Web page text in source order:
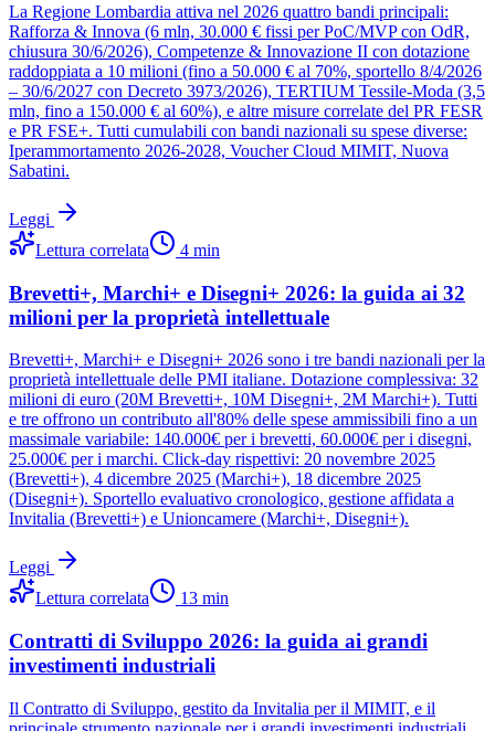
La Regione Lombardia attiva nel 2026 quattro bandi principali:
Rafforza & Innova (6 mln, 30.000 € fissi per PoC/MVP con OdR,
chiusura 30/6/2026), Competenze & Innovazione II con dotazione
raddoppiata a 10 milioni (fino a 50.000 € al 70%, sportello 8/4/2026
– 30/6/2027 con Decreto 3973/2026), TERTIUM Tessile-Moda (3,5
mln, fino a 150.000 € al 60%), e altre misure correlate del PR FESR
e PR FSE+. Tutti cumulabili con bandi nazionali su spese diverse:
Iperammortamento 2026-2028, Voucher Cloud MIMIT, Nuova
Sabatini.
Leggi
Lettura correlata
4 min
Brevetti+, Marchi+ e Disegni+ 2026: la guida ai 32
milioni per la proprietà intellettuale
Brevetti+, Marchi+ e Disegni+ 2026 sono i tre bandi nazionali per la
proprietà intellettuale delle PMI italiane. Dotazione complessiva: 32
milioni di euro (20M Brevetti+, 10M Disegni+, 2M Marchi+). Tutti
e tre offrono un contributo all'80% delle spese ammissibili fino a un
massimale variabile: 140.000€ per i brevetti, 60.000€ per i disegni,
25.000€ per i marchi. Click-day rispettivi: 20 novembre 2025
(Brevetti+), 4 dicembre 2025 (Marchi+), 18 dicembre 2025
(Disegni+). Sportello evaluativo cronologico, gestione affidata a
Invitalia (Brevetti+) e Unioncamere (Marchi+, Disegni+).
Leggi
Lettura correlata
13 min
Contratti di Sviluppo 2026: la guida ai grandi
investimenti industriali
Il Contratto di Sviluppo, gestito da Invitalia per il MIMIT, e il